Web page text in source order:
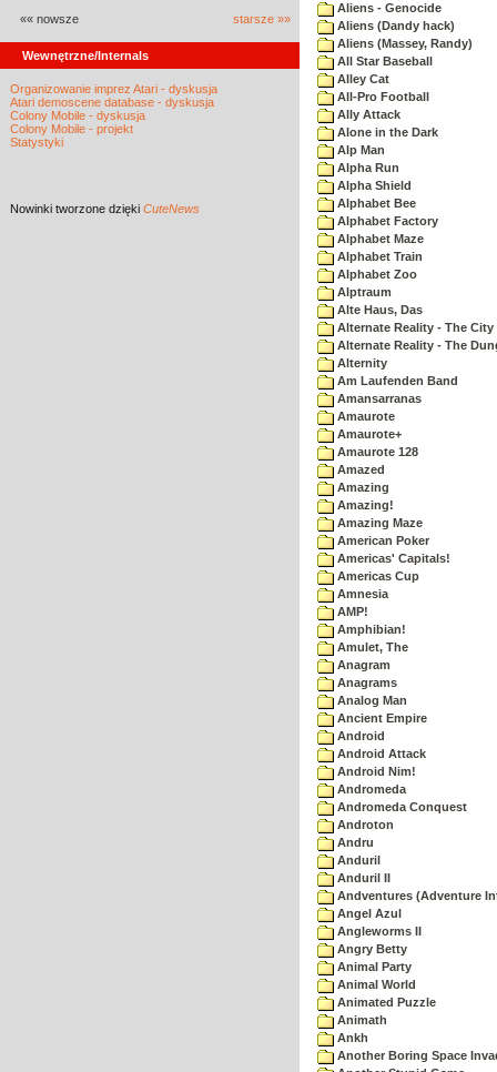
«« nowsze starsze »»
Wewnętrzne/Internals
Organizowanie imprez Atari - dyskusja
Atari demoscene database - dyskusja
Colony Mobile - dyskusja
Colony Mobile - projekt
Statystyki
Nowinki tworzone dzięki CuteNews
Aliens - Genocide
Aliens (Dandy hack)
Aliens (Massey, Randy)
All Star Baseball
Alley Cat
All-Pro Football
Ally Attack
Alone in the Dark
Alp Man
Alpha Run
Alpha Shield
Alphabet Bee
Alphabet Factory
Alphabet Maze
Alphabet Train
Alphabet Zoo
Alptraum
Alte Haus, Das
Alternate Reality - The City
Alternate Reality - The
Alternity
Am Laufenden Band
Amansarranas
Amaurote
Amaurote+
Amaurote 128
Amazed
Amazing
Amazing!
Amazing Maze
American Poker
Americas' Capitals!
Americas Cup
Amnesia
AMP!
Amphibian!
Amulet, The
Anagram
Anagrams
Analog Man
Ancient Empire
Android
Android Attack
Android Nim!
Andromeda
Andromeda Conquest
Androton
Andru
Anduril
Anduril II
Andventures (Adventure
Angel Azul
Angleworms II
Angry Betty
Animal Party
Animal World
Animated Puzzle
Animath
Ankh
Another Boring Space